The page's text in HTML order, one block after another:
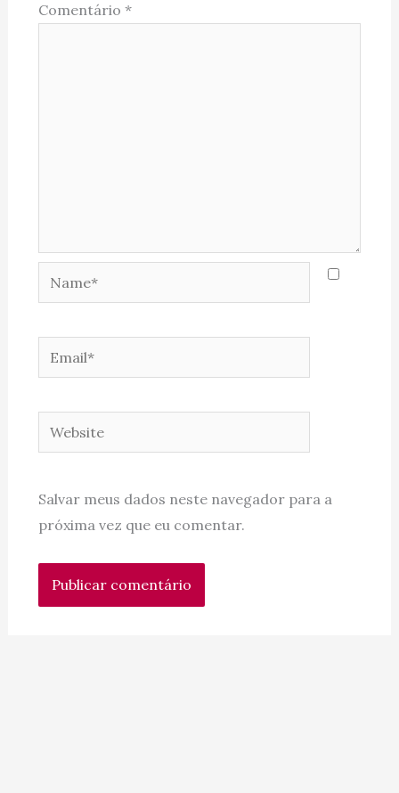
Comentário *
Name*
Email*
Website
Salvar meus dados neste navegador para a
próxima vez que eu comentar.